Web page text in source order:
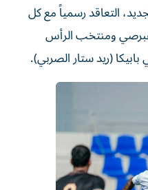
التعاقد رسمياً مع كل
ومنتخب الرأس
(ريد ستار الصربي).